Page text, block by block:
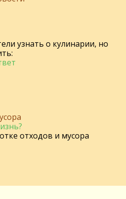
узнать о кулинарии, но
отходов и мусора